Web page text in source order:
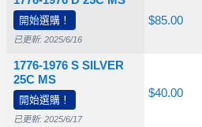
開始選購！
已更新: 2025/6/16
1776-1976 S SILVER
25C MS
開始選購！
已更新: 2025/6/17
$20.00 $85.00
$25.00 $40.00